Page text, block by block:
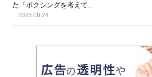
た「ボクシングを考えて...
2025.08.24